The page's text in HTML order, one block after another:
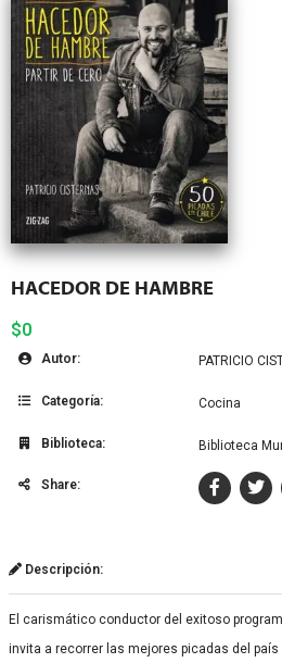
HACEDOR DE HAMBRE
$0
Autor: PATRICIO
Categoría: Cocina
Biblioteca: Biblioteca
Share:
Descripción:
El carismático conductor del exitoso
invita a recorrer las mejores picadas del